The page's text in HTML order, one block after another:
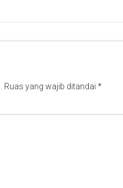
Ruas yang wajib ditandai *